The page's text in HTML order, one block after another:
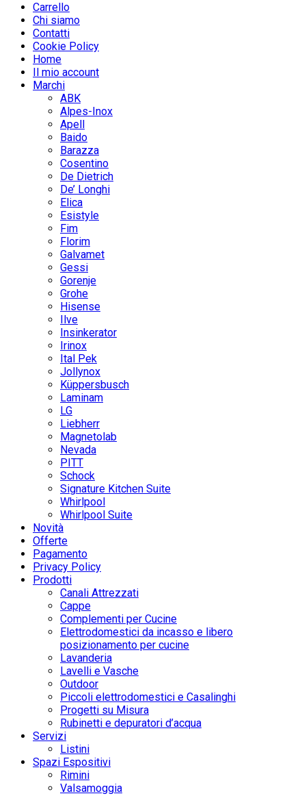
Carrello
Chi siamo
Contatti
Cookie Policy
Home
Il mio account
Marchi
ABK
Alpes-Inox
Apell
Baido
Barazza
Cosentino
De Dietrich
De’ Longhi
Elica
Esistyle
Fim
Florim
Galvamet
Gessi
Gorenje
Grohe
Hisense
Ilve
Insinkerator
Irinox
Ital Pek
Jollynox
Küppersbusch
Laminam
LG
Liebherr
Magnetolab
Nevada
PITT
Schock
Signature Kitchen Suite
Whirlpool
Whirlpool Suite
Novità
Offerte
Pagamento
Privacy Policy
Prodotti
Canali Attrezzati
Cappe
Complementi per Cucine
Elettrodomestici da incasso e libero
posizionamento per cucine
Lavanderia
Lavelli e Vasche
Outdoor
Piccoli elettrodomestici e Casalinghi
Progetti su Misura
Rubinetti e depuratori d’acqua
Servizi
Listini
Spazi Espositivi
Rimini
Valsamoggia